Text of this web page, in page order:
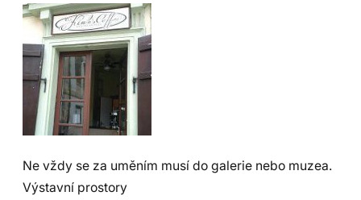
Ne vždy se za uměním musí do galerie nebo muzea.
Výstavní prostory